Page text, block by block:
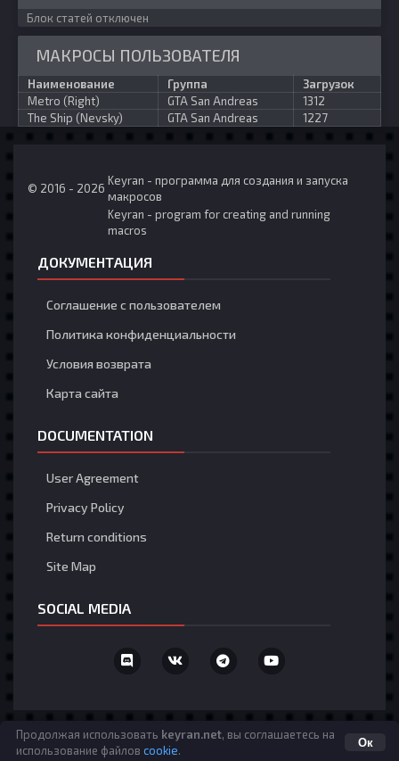
Блок статей отключен
МАКРОСЫ ПОЛЬЗОВАТЕЛЯ
Наименование Группа
Загрузок
Metro (Right)
GTA San Andreas
1312
The Ship (Nevsky)
GTA San Andreas 1227
© 2016 - 2026
Keyran - программа для создания и запуска
макросов
Keyran - program for creating and running
macros
ДОКУМЕНТАЦИЯ
Соглашение с пользователем
Политика конфиденциальности
Условия возврата
Карта сайта
DOCUMENTATION
User Agreement
Privacy Policy
Return conditions
Site Map
SOCIAL MEDIA
Язык Политика конфиденциальности